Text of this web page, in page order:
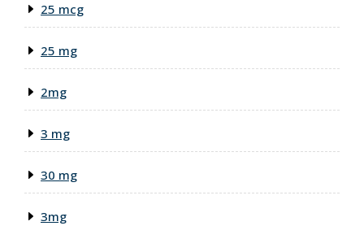
25 mcg
25 mg
2mg
3 mg
30 mg
3mg